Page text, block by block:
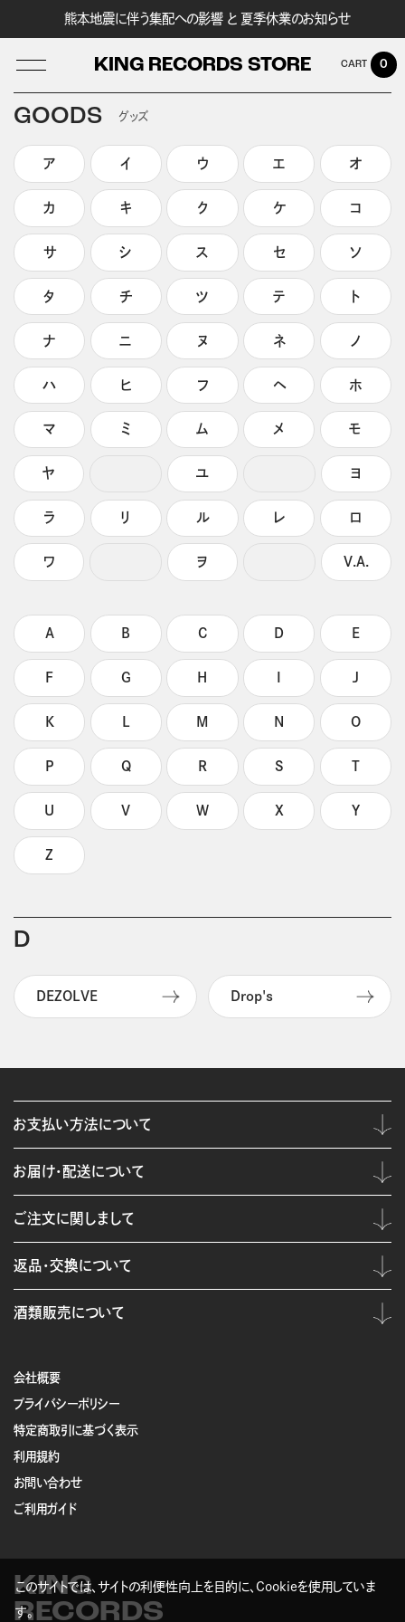
熊本地震に伴う集配への影響 と 夏季休業のお知らせ
KING RECORDS STORE
LOG IN
0
GOODS グッズ
ア イ ウ エ オ
カ キ ク ケ コ
サ シ ス セ ソ
タ チ ツ テ ト
ナ ニ ヌ ネ ノ
ハ ヒ フ ヘ ホ
マ ミ ム メ モ
ヤ ユ ヨ
ラ リ ル レ ロ
ワ ヲ V.A.
A B C D E
F G H J
K L M N O
P Q R S T
U V W X Y
Z
D
DEZOLVE Drop's
会社概要
プライバシーポリシー
特定商取引に基づく表示
利用規約
お問い合わせ
ご利用ガイド
KING
RECORDS
お支払い方法について
お届け・配送について
ご注文に関しまして
返品・交換について
酒類販売について
このサイトでは、サイトの利便性向上を目的に、Cookieを使用していま
す。